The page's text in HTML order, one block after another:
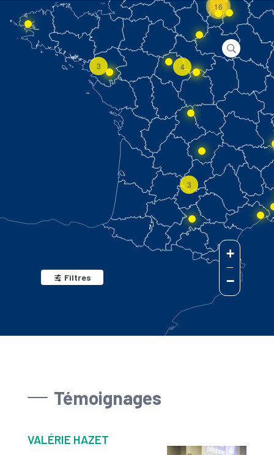
3
4
16
3
+
−
Filtres
Témoignages
VALÉRIE HAZET